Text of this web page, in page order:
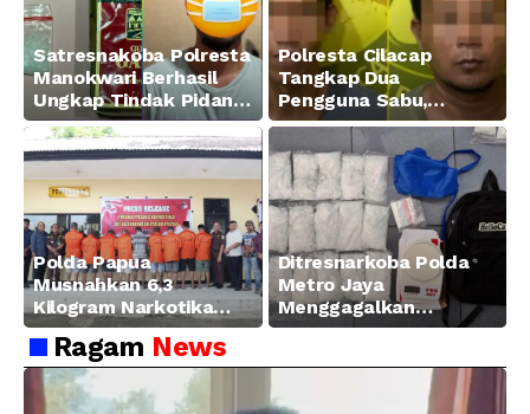
Satresnakoba Polresta
Manokwari Berhasil
Ungkap Tindak Pidana
Narkotika Golongan I
Jenis Sabu di Jalan
Swapen Perkebunan
Manokwari
Polresta Cilacap
Tangkap Dua
Pengguna Sabu,
Amankan Paket 0,34
Gram
Polda Papua
Musnahkan 6,3
Kilogram Narkotika
Hasil Pengungkapan
Jaringan Lintas
Wilayah Februari 2026
Ditresnarkoba Polda
Metro Jaya
Menggagalkan
Peredaran Sabu 5,3 Kg
Ragam News